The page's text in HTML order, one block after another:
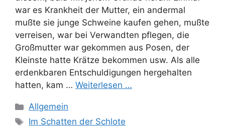
war es Krankheit der Mutter, ein andermal
mußte sie junge Schweine kaufen gehen, mußte
verreisen, war bei Verwandten pflegen, die
Großmutter war gekommen aus Posen, der
Kleinste hatte Krätze bekommen usw. Als alle
erdenkbaren Entschuldigungen hergehalten
hatten, kam … Weiterlesen …
Kategorien
Allgemein
Schlagwörter
Im Schatten der Schlote